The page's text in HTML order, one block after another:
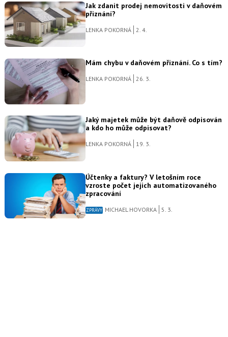
Jak zdanit prodej nemovitosti v daňovém
přiznání?
LENKA POKORNÁ 2. 4.
Mám chybu v daňovém přiznání. Co s tím?
LENKA POKORNÁ 26. 3.
Jaký majetek může být daňově odpisován
a kdo ho může odpisovat?
LENKA POKORNÁ 19. 3.
Účtenky a faktury? V letošním roce
vzroste počet jejich automatizovaného
zpracování
ZPRÁVY MICHAEL HOVORKA 5. 3.